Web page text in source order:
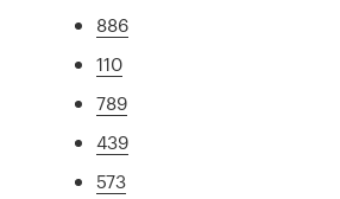
886
110
789
439
573